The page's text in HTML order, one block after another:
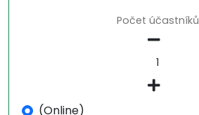
Počet účastníků
(Online)